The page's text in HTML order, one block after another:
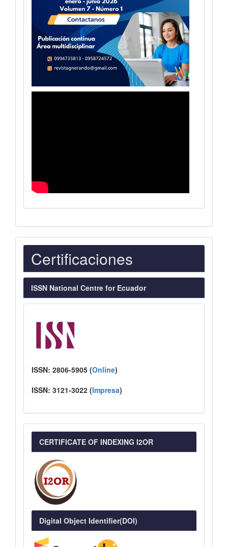
Indexaciones
Certificaciones
ISSN National Centre for Ecuador
ISSN: 2806-5905 (Online)
ISSN: 3121-3022 (Impresa)
CERTIFICATE OF INDEXING I2OR
Digital Object Identifier(DOI)